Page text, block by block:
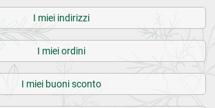
I miei indirizzi
I miei ordini
I miei buoni sconto